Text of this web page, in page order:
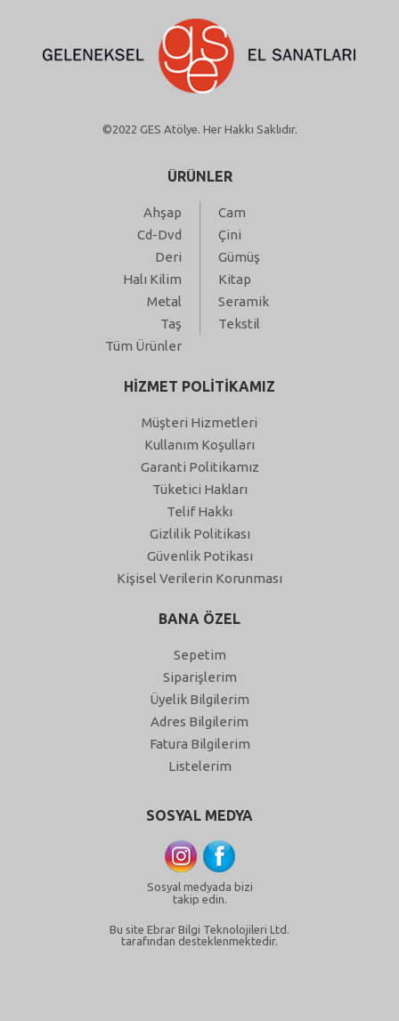
©2022 GES Atölye. Her Hakkı Saklıdır.
ÜRÜNLER
Ahşap
Cam
Cd-Dvd
Çini
Deri
Gümüş
Halı Kilim
Kitap
Metal
Seramik
Taş
Tekstil
Tüm Ürünler
HİZMET POLİTİKAMIZ
Müşteri Hizmetleri
Kullanım Koşulları
Garanti Politikamız
Tüketici Hakları
Telif Hakkı
Gizlilik Politikası
Güvenlik Potikası
Kişisel Verilerin Korunması
BANA ÖZEL
Sepetim
Siparişlerim
Üyelik Bilgilerim
Adres Bilgilerim
Fatura Bilgilerim
Listelerim
SOSYAL MEDYA
Sosyal medyada bizi
takip edin.
Bu site Ebrar Bilgi Teknolojileri Ltd.
tarafından desteklenmektedir.